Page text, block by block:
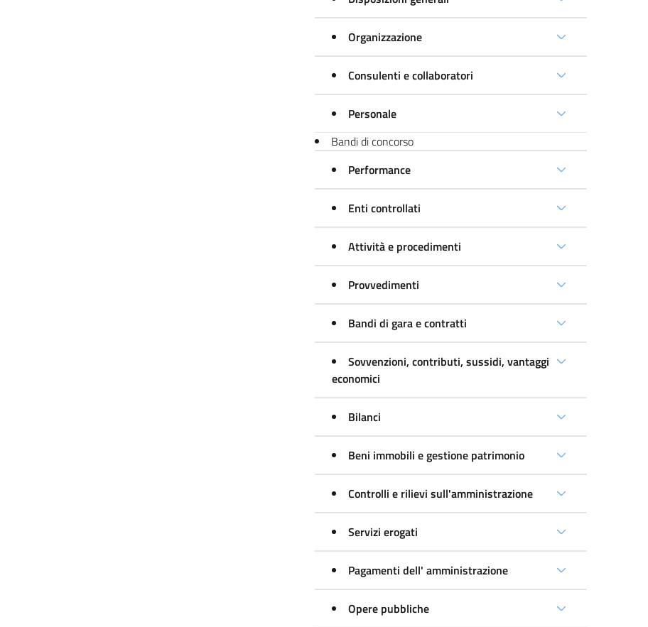
Organizzazione
Consulenti e collaboratori
Personale
Bandi di concorso
Performance
Enti controllati
Attività e procedimenti
Provvedimenti
Bandi di gara e contratti
Sovvenzioni, contributi, sussidi, vantaggi
economici
Bilanci
Beni immobili e gestione patrimonio
Controlli e rilievi sull'amministrazione
Servizi erogati
Pagamenti dell' amministrazione
Opere pubbliche